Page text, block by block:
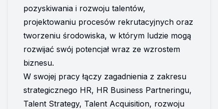
pozyskiwania i rozwoju talentów,
projektowaniu procesów rekrutacyjnych oraz
tworzeniu środowiska, w którym ludzie mogą
rozwijać swój potencjał wraz ze wzrostem
biznesu.
W swojej pracy łączy zagadnienia z zakresu
strategicznego HR, HR Business Partneringu,
Talent Strategy, Talent Acquisition, rozwoju